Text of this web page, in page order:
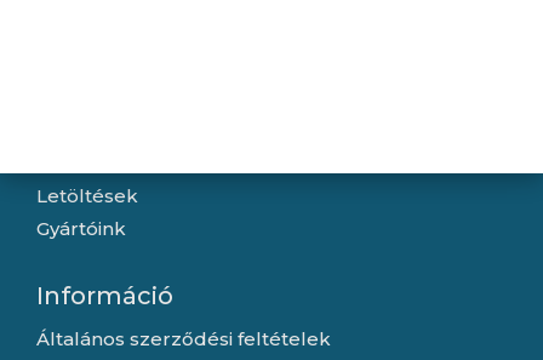
Letöltések
Gyártóink
Információ
Általános szerződési feltételek